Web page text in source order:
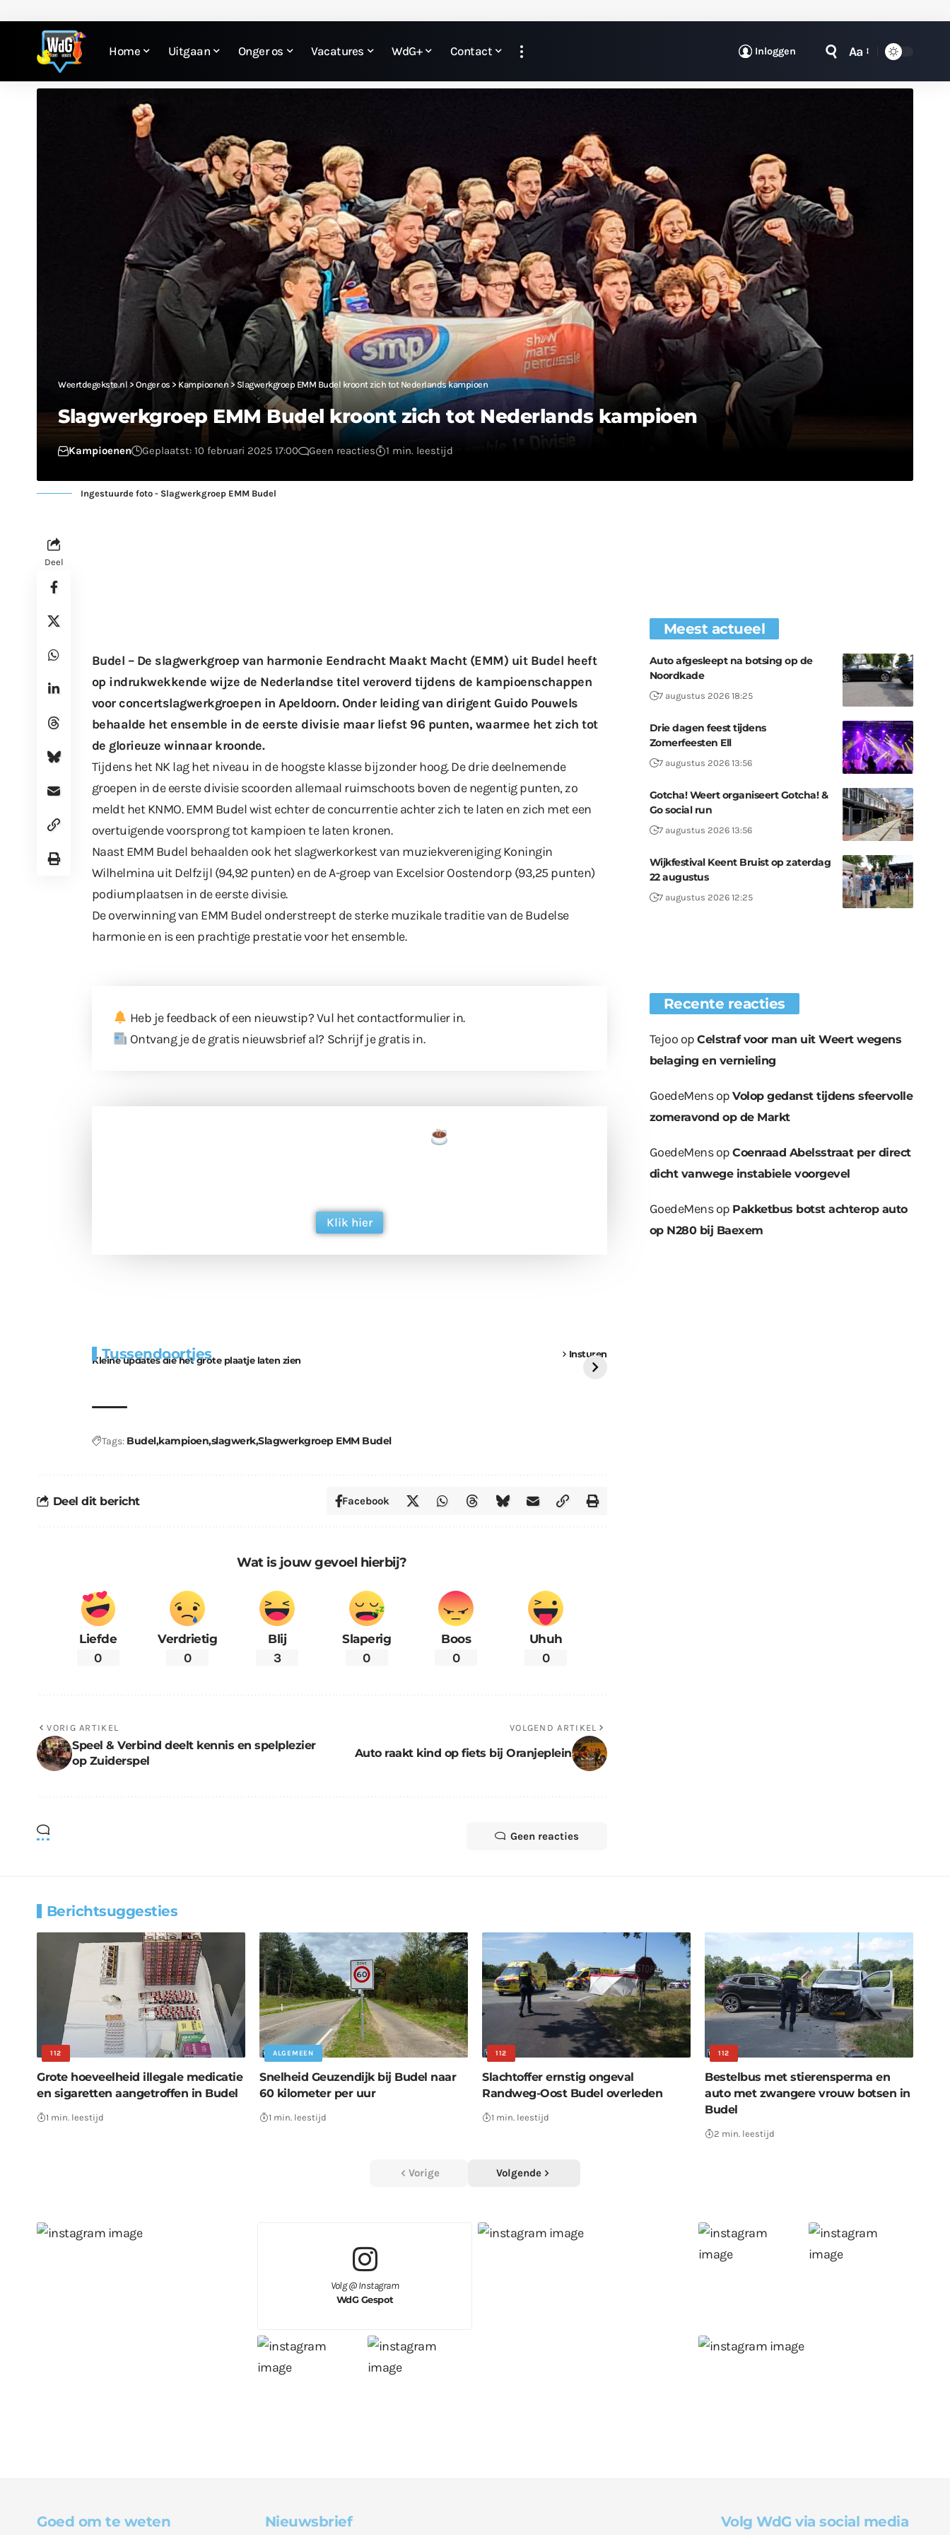
Home Uitgaan Onger os Vacatures WdG+ Contact Inloggen Aa
Weertdegekste.nl> Onger os > Kampioenen > Slagwerkgroep EMM Budel kroont zich tot Nederlands kampioen
Slagwerkgroep EMM Budel kroont zich tot Nederlands kampioen
Kampioenen Geplaatst: 10 februari 2025 17:00 Geen reacties 1 min. leestijd
Ingestuurde foto - Slagwerkgroep EMM Budel
Deel
Budel – De slagwerkgroep van harmonie Eendracht Maakt Macht (EMM) uit Budel heeft
op indrukwekkende wijze de Nederlandse titel veroverd tijdens de kampioenschappen
voor concertslagwerkgroepen in Apeldoorn. Onder leiding van dirigent Guido Pouwels
behaalde het ensemble in de eerste divisie maar liefst 96 punten, waarmee het zich tot
de glorieuze winnaar kroonde.
Tijdens het NK lag het niveau in de hoogste klasse bijzonder hoog. De drie deelnemende
groepen in de eerste divisie scoorden allemaal ruimschoots boven de negentig punten, zo
meldt hetKNMO. EMM Budel wist echter de concurrentie achter zich te laten en zich met een
overtuigende voorsprong tot kampioen te laten kronen.
Naast EMM Budel behaalden ook het slagwerkorkest van muziekvereniging Koningin
Wilhelmina uit Delfzijl (94,92 punten) en de A-groep van Excelsior Oostendorp (93,25 punten)
podiumplaatsen in de eerste divisie.
De overwinning van EMM Budel onderstreept de sterke muzikale traditie van de Budelse
harmonie en is een prachtige prestatie voor het ensemble.
Heb je feedback of een nieuwstip? Vul het contactformulierin.
Ontvang je de gratis nieuwsbrief al? Schrijf je gratis in.
Klik hier
Tussendoortjes Insturen
Kleine updates die het grote plaatje laten zien
bouwmateriaal voor
kabouters
uitdaging
Tags: BudelkampioenslagwerkSlagwerkgroep EMM Budel
Deel dit bericht Facebook
Wat is jouw gevoel hierbij?
Liefde
0
Verdrietig
0
Blij
3
Slaperig
0
Boos
0
Uhuh
0
VORIG ARTIKEL
Speel & Verbind deelt kennis en spelplezier
op Zuiderspel
VOLGEND ARTIKEL
Auto raakt kind op fiets bij Oranjeplein
Geen reacties
Meest actueel
Auto afgesleept na botsing op de
Noordkade
7 augustus 2026 18:25
Drie dagen feest tijdens
Zomerfeesten Ell
7 augustus 2026 13:56
Gotcha! Weert organiseert Gotcha! &
Go social run
7 augustus 2026 13:56
Wijkfestival Keent Bruist op zaterdag
22 augustus
7 augustus 2026 12:25
Recente reacties
Tejoo opCelstraf voor man uit Weert wegens
belaging en vernieling
GoedeMensopVolop gedanst tijdens sfeervolle
zomeravond op de Markt
GoedeMensopCoenraad Abelsstraat per direct
dicht vanwege instabiele voorgevel
GoedeMensop Pakketbus botst achterop auto
op N280 bij Baexem
Berichtsuggesties
112
Grote hoeveelheid illegale medicatie
en sigaretten aangetroffen in Budel
1 min. leestijd
ALGEMEEN
Snelheid Geuzendijk bij Budel naar
60 kilometer per uur
1 min. leestijd
112
Slachtoffer ernstig ongeval
Randweg-Oost Budel overleden
1 min. leestijd
112
Bestelbus met stierensperma en
auto met zwangere vrouw botsen in
Budel
2 min. leestijd
Vorige Volgende
Volg @ Instagram
WdG Gespot
Goed om te weten Nieuwsbrief Volg WdG via social media